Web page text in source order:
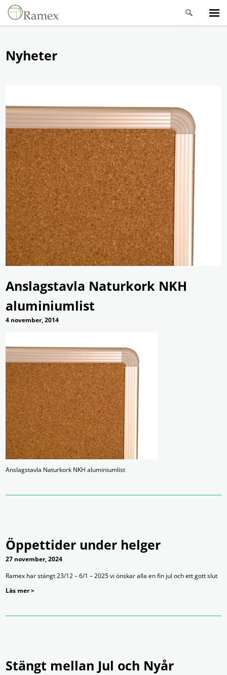
Nyheter
Anslagstavla Naturkork NKH
aluminiumlist
4 november, 2014
Anslagstavla Naturkork NKH aluminiumlist
Öppettider under helger
27 november, 2024
Ramex har stängt 23/12 – 6/1 – 2025 vi önskar alla en fin jul och ett gott slut
Läs mer >
Stängt mellan Jul och Nyår